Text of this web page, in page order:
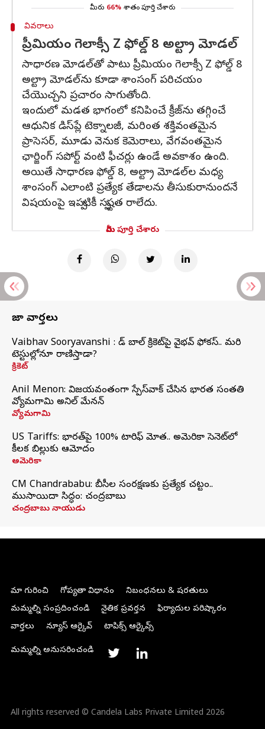
మీరు 66% శాతం పూర్తి చేశారు
వివరాలు
ప్రీమియం గెలాక్సీ Z ఫోల్డ్ 8 అల్ట్రా మోడల్
సాధారణ మోడల్‌తో పాటు ప్రీమియం గెలాక్సీ Z ఫోల్డ్ 8
అల్ట్రా మోడల్‌ను కూడా శాంసంగ్ పరిచయం
చేయొచ్చని ప్రచారం సాగుతోంది.
ఇందులో మడత భాగంలో కనిపించే క్రీజ్‌ను తగ్గించే
ఆధునిక డిస్‌ప్లే టెక్నాలజీ, మరింత శక్తివంతమైన
ప్రాసెసర్, మూడు వెనుక కెమెరాలు, వేగవంతమైన
ఛార్జింగ్ సపోర్ట్ వంటి ఫీచర్లు ఉండే అవకాశం ఉంది.
అయితే సాధారణ ఫోల్డ్ 8, అల్ట్రా మోడల్‌ల మధ్య
శాంసంగ్ ఎలాంటి ప్రత్యేక తేడాలను తీసుకురానుందనే
విషయంపై ఇప్పటికీ స్పష్టత రాలేదు.
మీరు పూర్తి చేశారు
తాజా వార్తలు
Vaibhav Sooryavanshi : రెడ్ బాల్ క్రికెట్‌పై వైభవ్ ఫోకస్.. మరి
టెస్టుల్లోనూ రాణిస్తాడా?
క్రికెట్
Anil Menon: విజయవంతంగా స్పేస్‌వాక్‌ చేసిన భారత సంతతి
వ్యోమగామి అనిల్‌ మేనన్
వ్యోమగామి
US Tariffs: భారత్‌పై 100% టారిఫ్‌ మోత.. అమెరికా సెనెట్‌లో
కీలక బిల్లుకు ఆమోదం
అమెరికా
CM Chandrababu: బీసీల సంరక్షణకు ప్రత్యేక చట్టం..
ముసాయిదా సిద్ధం: చంద్రబాబు
చంద్రబాబు నాయుడు
మా గురించి గోప్యతా విధానం
నిబంధనలు & షరతులు
మమ్మల్ని సంప్రదించండి
నైతిక ప్రవర్తన
ఫిర్యాదుల పరిష్కారం
వార్తలు
న్యూస్ ఆర్కైవ్ టాపిక్స్ ఆర్కైవ్స్
మమ్మల్ని అనుసరించండి
All rights reserved © Candela Labs Private Limited 2026